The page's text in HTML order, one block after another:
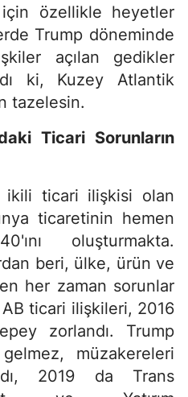
için özellikle heyetler
Trump döneminde
açılan gedikler
ki, Kuzey Atlantik
tazelesin.
Ticari Sorunların
ikili ticari ilişkisi olan
ticaretinin hemen
oluşturmakta.
beri, ülke, ürün ve
her zaman sorunlar
ticari ilişkileri, 2016
zorlandı. Trump
müzakereleri
2019 da Trans